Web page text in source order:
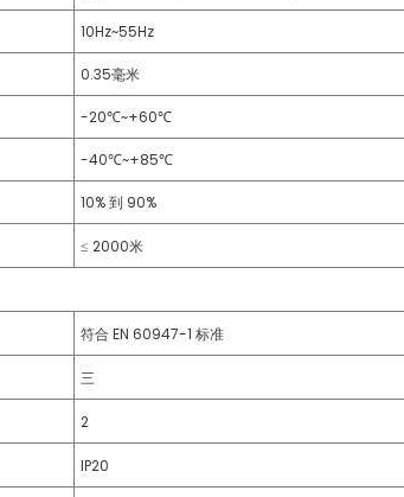
10Hz~55Hz
0.35毫米
-20℃~+60℃
-40℃~+85℃
10% 到 90%
≤ 2000米
符合 EN 60947-1 标准
三
2
IP20